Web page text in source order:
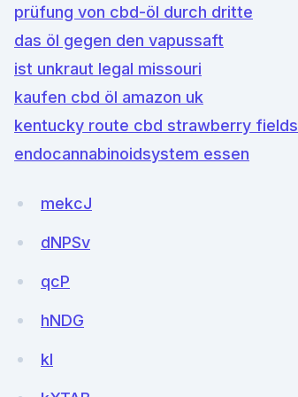
prüfung von cbd-öl durch dritte
das öl gegen den vapussaft
ist unkraut legal missouri
kaufen cbd öl amazon uk
kentucky route cbd strawberry fields
endocannabinoidsystem essen
mekcJ
dNPSv
qcP
hNDG
kl